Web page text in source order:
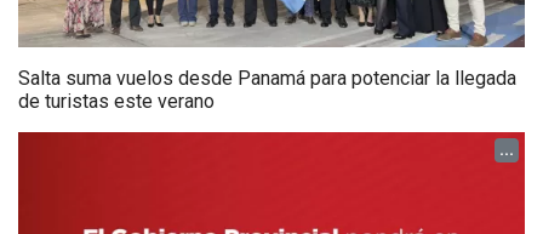
Salta suma vuelos desde Panamá para potenciar la llegada
de turistas este verano
...